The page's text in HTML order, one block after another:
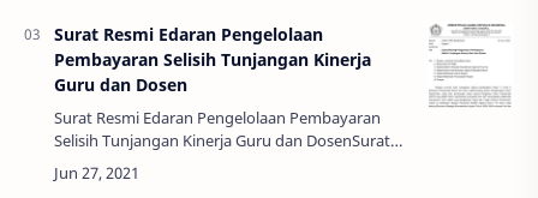
Surat Resmi Edaran Pengelolaan
Pembayaran Selisih Tunjangan Kinerja
Guru dan Dosen
Surat Resmi Edaran Pengelolaan Pembayaran
Selisih Tunjangan Kinerja Guru dan DosenSurat
Resmi Edaran Pengelolaan Pembayaran Selisih
Tunjangan Kinerja Guru dan Dosen – Dengan